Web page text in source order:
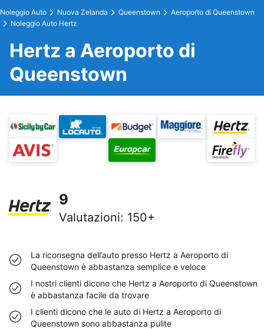
Noleggio Auto Nuova Zelanda Queenstown
Aeroporto di Queenstown
Noleggio Auto Hertz
Hertz a Aeroporto di
Queenstown
9
Valutazioni: 150+
La riconsegna dell’auto presso Hertz a Aeroporto di
Queenstown è abbastanza semplice e veloce
I nostri clienti dicono che Hertz a Aeroporto di Queenstown
è abbastanza facile da trovare
I clienti dicono che le auto di Hertz a Aeroporto di
Queenstown sono abbastanza pulite